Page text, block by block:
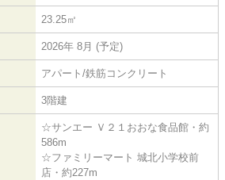
23.25㎡
2026年 8月 (予定)
アパート/鉄筋コンクリート
3階建
☆サンエー Ｖ２１おおな食品館・約
586m
☆ファミリーマート 城北小学校前
店・約227m